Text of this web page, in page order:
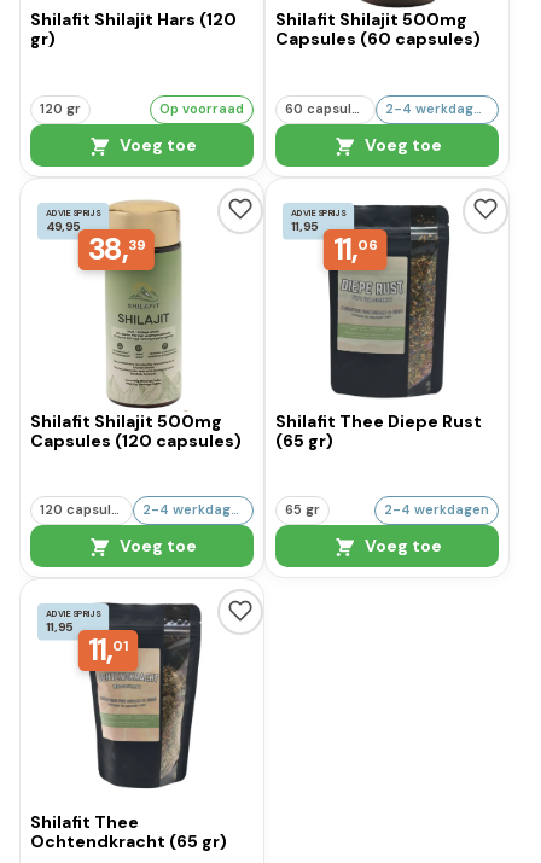
Shilafit Shilajit Hars (120
gr)
120 gr Op voorraad
Voeg toe
Shilafit Shilajit 500mg
Capsules (60 capsules)
Voeg toe
ADVIESPRIJS
49,95
38,39
Shilafit Shilajit 500mg
Capsules (120 capsules)
120 capsules 2-4 werkdagen
Voeg toe
ADVIESPRIJS
11,95
11,06
Shilafit Thee Diepe Rust
(65 gr)
65 gr 2-4 werkdagen
Voeg toe
ADVIESPRIJS
11,95
11,01
Shilafit Thee
Ochtendkracht (65 gr)